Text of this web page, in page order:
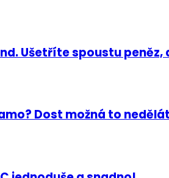
Ušetříte spoustu
Dost možná to